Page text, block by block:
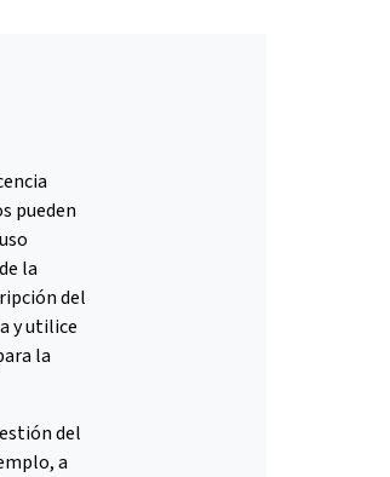
pueden
la
del
y utilice
la
del
a